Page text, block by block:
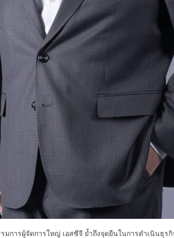
มการผู้จัดการใหญ่ เอสซีจี ย้ำถึงจุดยืนในการดำเนินธุร